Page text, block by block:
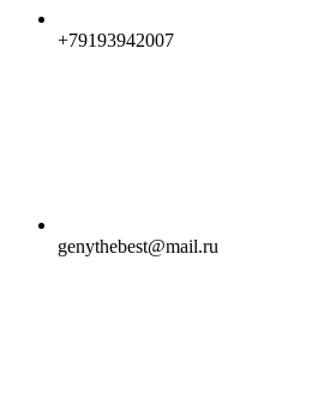
+79193942007
genythebest@mail.ru